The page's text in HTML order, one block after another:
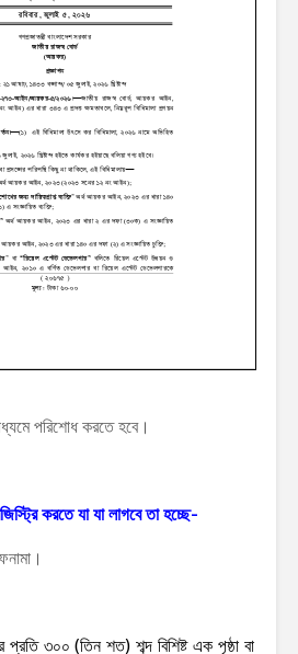
পরিশোধ করতে হবে।
করতে যা যা লাগবে তা হচ্ছে-
প্রতি ৩০০ (তিন শত) শব্দ বিশিষ্ট এক পৃষ্ঠা বা